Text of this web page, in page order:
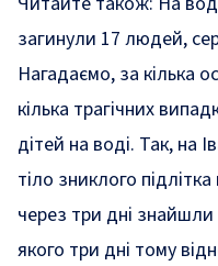
загинули 17 людей,
Нагадаємо, за кілька
кілька трагічних
дітей на воді. Так, на
тіло зниклого підлітка
через три дні знайшли
якого три дні тому